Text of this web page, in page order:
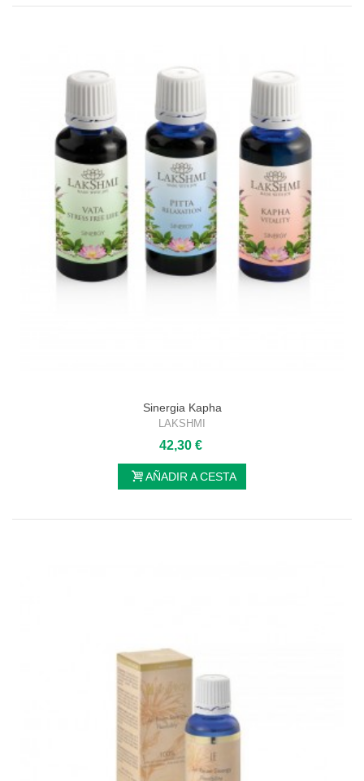
Sinergia Kapha
LAKSHMI
42,30 €
AÑADIR A CESTA